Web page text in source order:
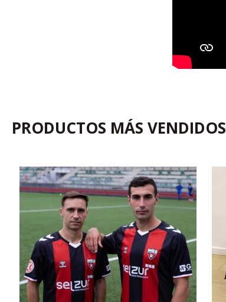
PRODUCTOS MÁS VENDIDOS